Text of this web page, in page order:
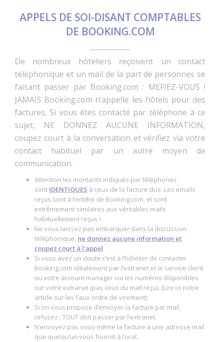
APPELS DE SOI-DISANT COMPTABLES
DE BOOKING.COM
De nombreux hôteliers reçoivent un contact
téléphonique et un mail de la part de personnes se
faisant passer par Booking.com : MEFIEZ-VOUS !
JAMAIS Booking.com n’appelle les hôtels pour des
factures. Si vous êtes contacté par téléphone à ce
sujet, NE DONNEZ AUCUNE INFORMATION,
coupez court à la conversation et vérifiez via votre
contact habituel par un autre moyen de
communication.
Attention les montants indiqués par téléphones
sont IDENTIQUES à ceux de la facture due. Les emails
reçus sont à l’entête de Booking.com, et sont
extrêmement similaires aux véritables mails
habituellement reçus !
Ne vous laissez pas embarquer dans la discussion
téléphonique, ne donnez aucune information et
coupez court à l’appel
Si vous avez un doute c’est à l’hôtelier de contacter
Booking.com idéalement par l’extranet et le service client
ou votre account manager via les numéros disponibles
sur votre extranet (pas ceux du mail reçu). (Lire ici notre
article sur les Faux ordre de virement)
Si on vous propose d’envoyer la facture par mail,
refusez : TOUT doit passer par l’extranet.
N’envoyez pas vous-même la facture à une adresse mail
que quelqu’un vous fournit à l’oral,